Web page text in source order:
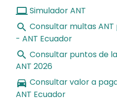
Simulador ANT
Consultar multas
- ANT Ecuador
Consultar puntos de
ANT 2026
Consultar valor a
ANT Ecuador